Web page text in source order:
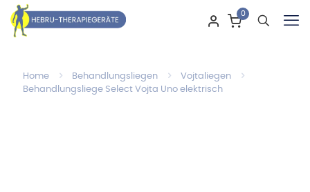
0
Home Behandlungsliegen
Vojtaliegen
Behandlungsliege Select Vojta Uno elektrisch